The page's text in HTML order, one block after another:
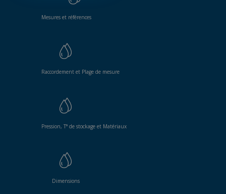
Mesures et références
Raccordement et Plage de mesure
Pression, T° de stockage et Matériaux
Dimensions